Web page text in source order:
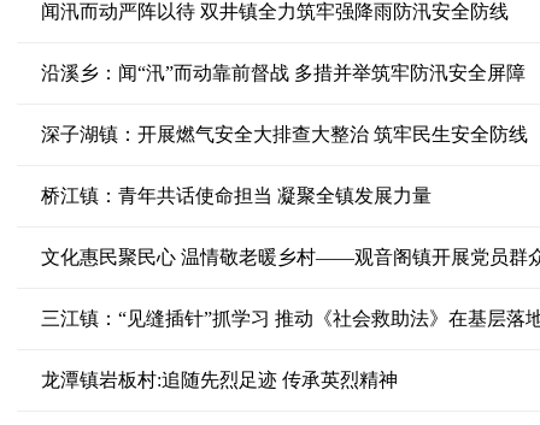
闻汛而动严阵以待 双井镇全力筑牢强降雨防汛安全防线
沿溪乡：闻“汛”而动靠前督战 多措并举筑牢防汛安全屏障
深子湖镇：开展燃气安全大排查大整治 筑牢民生安全防线
桥江镇：青年共话使命担当 凝聚全镇发展力量
文化惠民聚民心 温情敬老暖乡村——观音阁镇开展党员群
三江镇：“见缝插针”抓学习 推动《社会救助法》在基层落
龙潭镇岩板村:追随先烈足迹 传承英烈精神